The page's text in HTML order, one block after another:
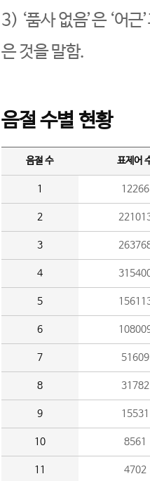
3) ‘품사 없음’은 ‘어
은 것을 말함.
음절 수별 현황
음절 수 표제어
1 12266
2
3
4
5
6
7 51609
8 31782
9 15531
10 8561
11 4702